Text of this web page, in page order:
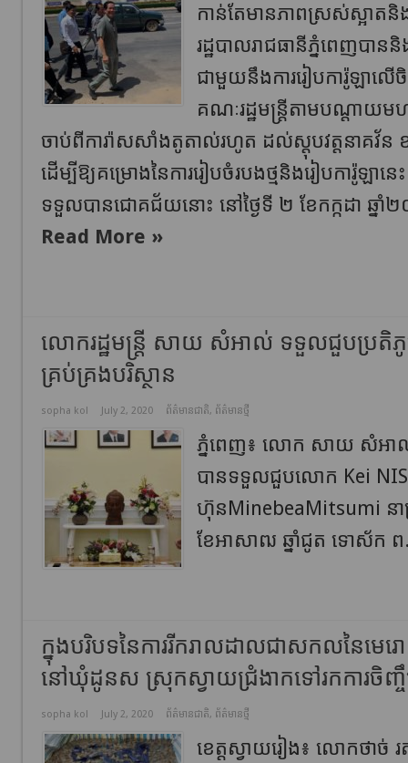
កាន់តែមានភាពស្រស់ស្អាតនិ
រដ្ឋបាលរាជធានីភ្នំពេញបាន
ជាមួយនឹងការរៀបការ៉ូឡាលើចិ
គណៈរដ្ឋមន្ត្រីតាមបណ្តាយ
ចាប់ពីការ៉ាសសាំងតូតាល់រហូត ដល់ស្តុបវត្តនាគ
ដើម្បីឱ្យគម្រោងនៃការរៀបចំរបងថ្មនិងរៀបការ៉ូឡា
ទទួលបានជោគជ័យនោះ នៅថ្ងៃទី ២ ខែកក្កដា ឆ្ន
Read More »
លោករដ្ឋមន្ត្រី សាយ សំអាល់ ទទួលជួបប្រតិភូ
គ្រប់គ្រងបរិស្ថាន
sopha kol July 2, 2020 ព័ត៌មានជាតិ, ព័ត៌មានថ្មី
ភ្នំពេញ៖ លោក សាយ សំអាល់
បានទទួលជួបលោក Kei
ហ៊ុនMinebeaMitsumi នា
ខែអាសាឍ ឆ្នាំជូត ទោស័ក
ក្នុងបរិបទនៃការរីករាលដាលជាសកលនៃមេ
នៅឃុំដូនស ស្រុកស្វាយជ្រំងាកទៅរកការចិញ្ចឹ
sopha kol July 2, 2020 ព័ត៌មានជាតិ, ព័ត៌មានថ្មី
ខេត្តស្វាយរៀង៖ លោកថាច់ រ